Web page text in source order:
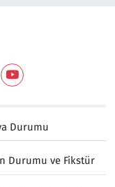
Durumu
Durumu ve Fikstür